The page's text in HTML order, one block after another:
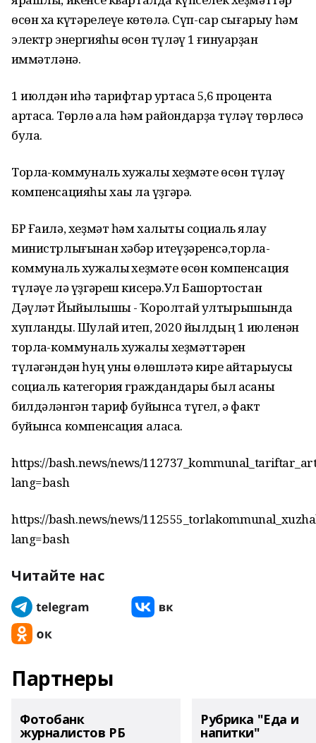
өсөн хаҡ күтәрелеүе көтөлә. Сүп-сар сығарыу һәм
электр энергияһы өсөн түләү 1 ғинуарҙан
ҡиммәтләнә.
1 июлдән иһә тарифтар уртаса 5,6 процентҡа
артасаҡ. Төрлө ҡала һәм райондарҙа түләү төрлөсә
була.
Торлаҡ-коммуналь хужалыҡ хеҙмәте өсөн түләү
компенсацияһы хаҡы ла үҙгәрә.
БР Ғаилә, хеҙмәт һәм халыҡты социаль яҡлау
министрлығынан хәбәр итеүҙәренсә,торлаҡ-
коммуналь хужалыҡ хеҙмәте өсөн компенсация
түләүе лә үҙгәреш кисерә.Ул Башҡортостан
Дәүләт Йыйылышы - Ҡоролтай ултырышында
хупланды. Шулай итеп, 2020 йылдың 1 июленән
торлаҡ-коммуналь хужалыҡ хеҙмәттәрен
түләгәндән һуң уны өлөшләтә кире ҡайтарыусы
социаль категория граждандары был аҡсаны
билдәләнгән тариф буйынса түгел, ә факт
буйынса компенсация аласаҡ.
https://bash.news/news/
lang=bash
https://bash.news/news/
lang=bash
Читайте нас
Партнеры
Фотобанк
журналистов РБ
Рубрика "Еда и
напитки"